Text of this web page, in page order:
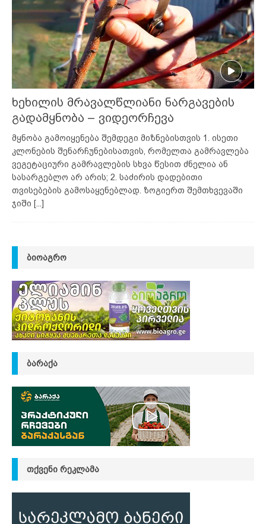
ხეხილის მრავალწლიანი ნარგავების
გადამყნობა – ვიდეორჩევა
მყნობა გამოიყენება შემდეგი მიზნებისთვის 1. ისეთი
კლონების შენარჩუნებისათვის, რომელთა გამრავლება
ვეგეტაციური გამრავლების სხვა წესით ძნელია ან
სასარგებლო არ არის; 2. საძირის დადებითი
თვისებების გამოსაყენებლად. ზოგიერთ შემთხვევაში
ჯიში [...]
ᲑᲘᲝᲐᲒᲠᲝ
ᲑᲐᲠᲐᲥᲐ
ᲗᲥᲕᲔᲜᲘ ᲠᲔᲙᲚᲐᲛᲐ